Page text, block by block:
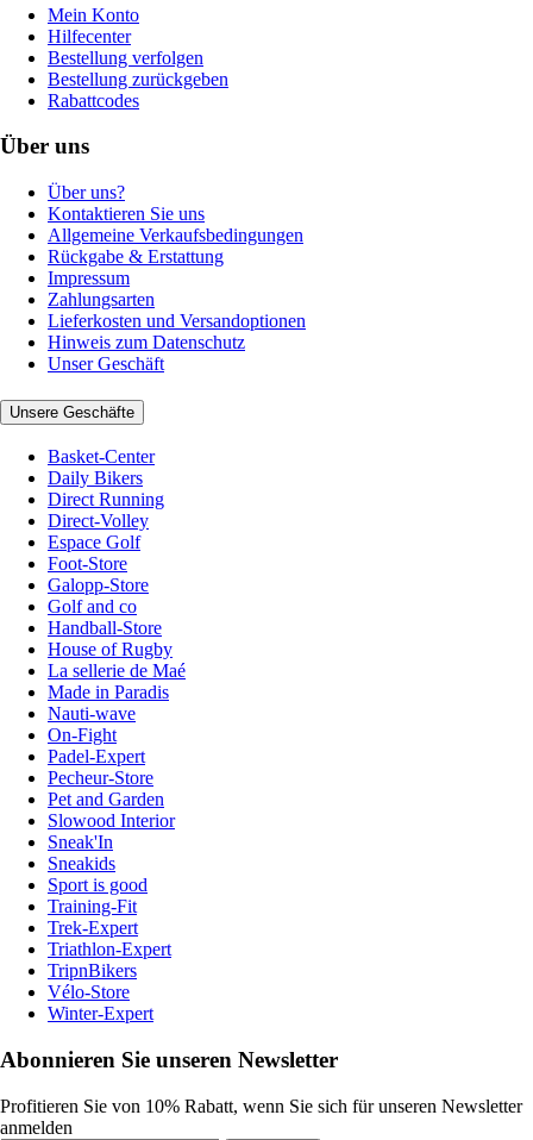
Mein Konto
Hilfecenter
Bestellung verfolgen
Bestellung zurückgeben
Rabattcodes
Über uns
Über uns?
Kontaktieren Sie uns
Allgemeine Verkaufsbedingungen
Rückgabe & Erstattung
Impressum
Zahlungsarten
Lieferkosten und Versandoptionen
Hinweis zum Datenschutz
Unser Geschäft
Unsere Geschäfte
Basket-Center
Daily Bikers
Direct Running
Direct-Volley
Espace Golf
Foot-Store
Galopp-Store
Golf and co
Handball-Store
House of Rugby
La sellerie de Maé
Made in Paradis
Nauti-wave
On-Fight
Padel-Expert
Pecheur-Store
Pet and Garden
Slowood Interior
Sneak'In
Sneakids
Sport is good
Training-Fit
Trek-Expert
Triathlon-Expert
TripnBikers
Vélo-Store
Winter-Expert
Abonnieren Sie unseren Newsletter
Profitieren Sie von 10% Rabatt, wenn Sie sich für unseren Newsletter
anmelden